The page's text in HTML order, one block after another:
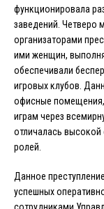
функционировала
заведений. Четверо
организаторами
ими женщин,
обеспечивали
игровых клубов.
офисные помещения,
играм через
отличалась
ролей.
Данное
успешных